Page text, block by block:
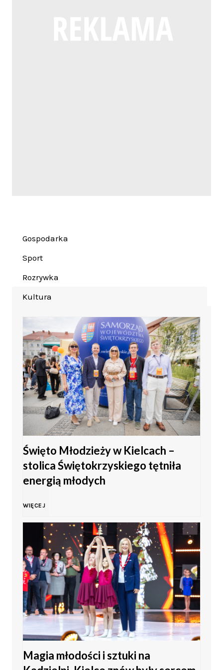
Gospodarka
Sport
Rozrywka
Kultura
Święto Młodzieży w Kielcach –
stolica Świętokrzyskiego tętniła
energią młodych
WIĘCEJŚ
w
i
ę
t
M
Magia młodości i sztuki na